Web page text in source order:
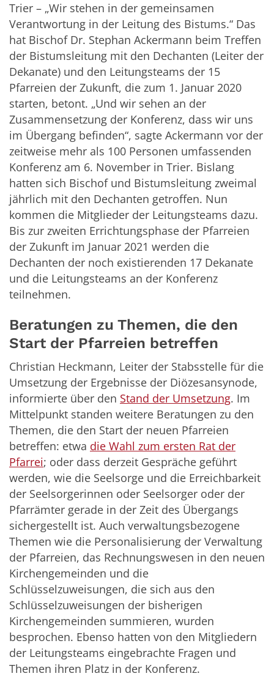
Trier – „Wir stehen in der gemeinsamen
Verantwortung in der Leitung des Bistums.“ Das
hat Bischof Dr. Stephan Ackermann beim Treffen
der Bistumsleitung mit den Dechanten (Leiter der
Dekanate) und den Leitungsteams der 15
Pfarreien der Zukunft, die zum 1. Januar 2020
starten, betont. „Und wir sehen an der
Zusammensetzung der Konferenz, dass wir uns
im Übergang befinden“, sagte Ackermann vor der
zeitweise mehr als 100 Personen umfassenden
Konferenz am 6. November in Trier. Bislang
hatten sich Bischof und Bistumsleitung zweimal
jährlich mit den Dechanten getroffen. Nun
kommen die Mitglieder der Leitungsteams dazu.
Bis zur zweiten Errichtungsphase der Pfarreien
der Zukunft im Januar 2021 werden die
Dechanten der noch existierenden 17 Dekanate
und die Leitungsteams an der Konferenz
teilnehmen.
Beratungen zu Themen, die den
Start der Pfarreien betreffen
Christian Heckmann, Leiter der Stabsstelle für die
Umsetzung der Ergebnisse der Diözesansynode,
informierte über den Stand der Umsetzung. Im
Mittelpunkt standen weitere Beratungen zu den
Themen, die den Start der neuen Pfarreien
betreffen: etwa die Wahl zum ersten Rat der
Pfarrei; oder dass derzeit Gespräche geführt
werden, wie die Seelsorge und die Erreichbarkeit
der Seelsorgerinnen oder Seelsorger oder der
Pfarrämter gerade in der Zeit des Übergangs
sichergestellt ist. Auch verwaltungsbezogene
Themen wie die Personalisierung der Verwaltung
der Pfarreien, das Rechnungswesen in den neuen
Kirchengemeinden und die
Schlüsselzuweisungen, die sich aus den
Schlüsselzuweisungen der bisherigen
Kirchengemeinden summieren, wurden
besprochen. Ebenso hatten von den Mitgliedern
der Leitungsteams eingebrachte Fragen und
Themen ihren Platz in der Konferenz.